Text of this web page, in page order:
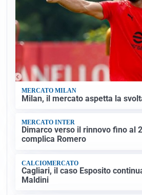
MERCATO MILAN
Milan, il mercato aspetta la
MERCATO INTER
Dimarco verso il rinnovo fino al
complica Romero
CALCIOMERCATO
Cagliari, il caso Esposito
Maldini